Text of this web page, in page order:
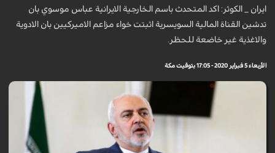
ايران _ الكوثر: اكد المتحدث باسم الخارجية الايرانية عباس موسوي بان
تدشين القناة المالية السويسرية اثبتت خواء مزاعم الاميركيين بان الادوية
والاغذية غير خاضعة للحظر.
الأربعاء 5 فبراير 2020 - 17:05 بتوقيت مكة